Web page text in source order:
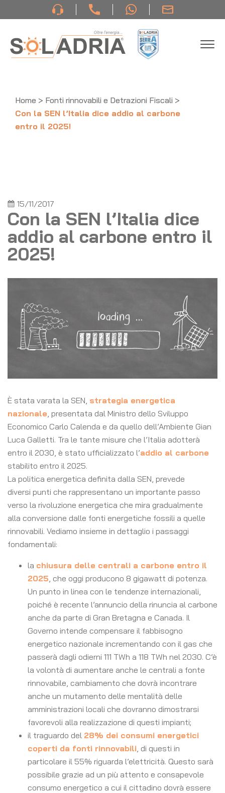
Home > Fonti rinnovabili e Detrazioni Fiscali >
Con la SEN l’Italia dice addio al carbone
entro il 2025!
15/11/2017
Con la SEN l’Italia dice
addio al carbone entro il
2025!
È stata varata la SEN, strategia energetica
nazionale, presentata dal Ministro dello Sviluppo
Economico Carlo Calenda e da quello dell’Ambiente Gian
Luca Galletti. Tra le tante misure che l’Italia adotterà
entro il 2030, è stato ufficializzato l’addio al carbone
stabilito entro il 2025.
La politica energetica definita dalla SEN, prevede
diversi punti che rappresentano un importante passo
verso la rivoluzione energetica che mira gradualmente
alla conversione dalle fonti energetiche fossili a quelle
rinnovabili. Vediamo insieme in dettaglio i passaggi
fondamentali:
la chiusura delle centrali a carbone entro il
2025, che oggi producono 8 gigawatt di potenza.
Un punto in linea con le tendenze internazionali,
poiché è recente l’annuncio della rinuncia al carbone
anche da parte di Gran Bretagna e Canada. Il
Governo intende compensare il fabbisogno
energetico nazionale incrementando con il gas che
passerà dagli odierni 111 TWh a 118 TWh nel 2030. C’è
la volontà di aumentare anche le centrali a fonte
rinnovabile, cambiamento che dovrà incontrare
anche un mutamento delle mentalità delle
amministrazioni locali che dovranno dimostrarsi
favorevoli alla realizzazione di questi impianti;
il traguardo del 28% dei consumi energetici
coperti da fonti rinnovabili, di questi in
particolare il 55% riguarda l’elettricità. Questo sarà
possibile grazie ad un più attento e consapevole
consumo energetico a cui il cittadino dovrà essere